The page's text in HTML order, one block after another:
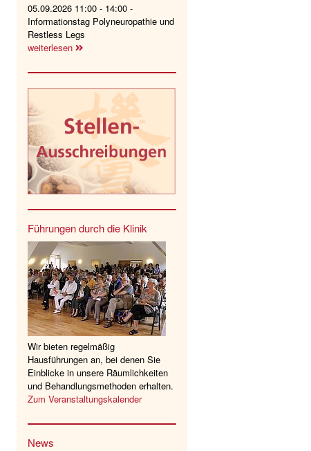
05.09.2026 11:00 - 14:00 -
Informationstag Polyneuropathie und
Restless Legs
weiterlesen
Führungen durch die Klinik
Wir bieten regelmäßig
Hausführungen an, bei denen Sie
Einblicke in unsere Räumlichkeiten
und Behandlungsmethoden erhalten.
Zum Veranstaltungskalender
News